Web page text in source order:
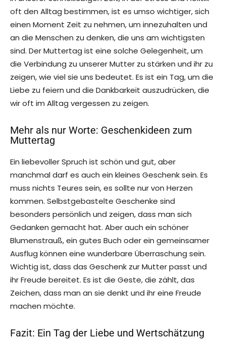
oft den Alltag bestimmen, ist es umso wichtiger, sich
einen Moment Zeit zu nehmen, um innezuhalten und
an die Menschen zu denken, die uns am wichtigsten
sind. Der Muttertag ist eine solche Gelegenheit, um
die Verbindung zu unserer Mutter zu stärken und ihr zu
zeigen, wie viel sie uns bedeutet. Es ist ein Tag, um die
Liebe zu feiern und die Dankbarkeit auszudrücken, die
wir oft im Alltag vergessen zu zeigen.
Mehr als nur Worte: Geschenkideen zum
Muttertag
Ein liebevoller Spruch ist schön und gut, aber
manchmal darf es auch ein kleines Geschenk sein. Es
muss nichts Teures sein, es sollte nur von Herzen
kommen. Selbstgebastelte Geschenke sind
besonders persönlich und zeigen, dass man sich
Gedanken gemacht hat. Aber auch ein schöner
Blumenstrauß, ein gutes Buch oder ein gemeinsamer
Ausflug können eine wunderbare Überraschung sein.
Wichtig ist, dass das Geschenk zur Mutter passt und
ihr Freude bereitet. Es ist die Geste, die zählt, das
Zeichen, dass man an sie denkt und ihr eine Freude
machen möchte.
Fazit: Ein Tag der Liebe und Wertschätzung